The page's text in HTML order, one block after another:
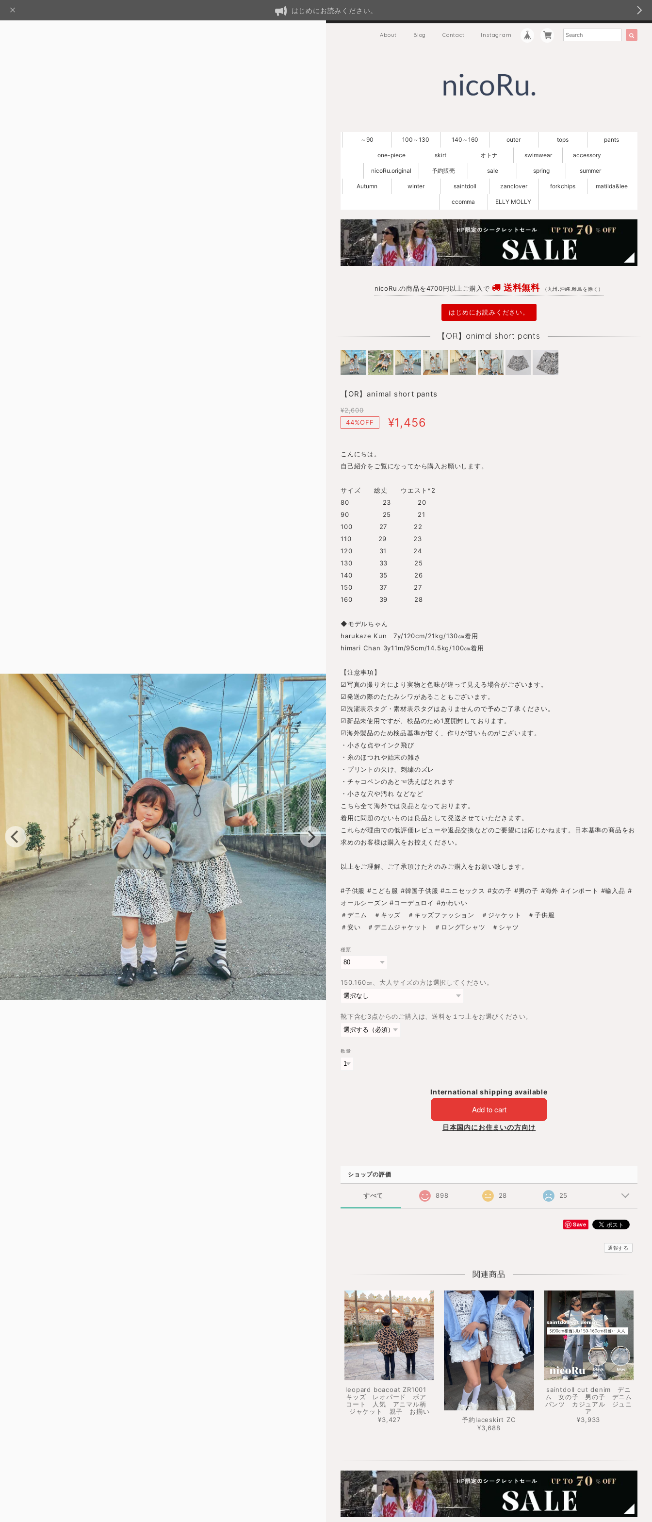
はじめにお読みください。
About Blog Contact Instagram
～90 100～130 140～160 outer tops pants
one-piece skirt オトナ swimwear accessory
nicoRu.original 予約販売 sale spring summer
Autumn winter saintdoll zanclover forkchips matilda&lee
ccomma ELLY MOLLY
nicoRu.の商品を4700円以上ご購入で 送料無料 （九州.沖縄.離島を除く）
はじめにお読みください。
【OR】animal short pants
【OR】animal short pants
¥2,600
44%OFF
¥1,456
こんにちは。
自己紹介をご覧になってから購入お願いします。
サイズ 総丈 ウエスト*2
80 23 20
90 25 21
100 27 22
110 29 23
120 31 24
130 33 25
140 35 26
150 37 27
160 39 28
◆モデルちゃん
harukaze Kun 7y/120cm/21kg/130㎝着用
himari Chan 3y11m/95cm/14.5kg/100㎝着用
【注意事項】
☑︎写真の撮り方により実物と色味が違って見える場合がございます。
☑︎発送の際のたたみシワがあることもございます。
☑︎洗濯表示タグ・素材表示タグはありませんので予めご了承ください。
☑︎新品未使用ですが、検品のため1度開封しております。
☑︎海外製品のため検品基準が甘く、作りが甘いものがございます。
・小さな点やインク飛び
・糸のほつれや始末の雑さ
・プリントの欠け、刺繍のズレ
・チャコペンのあと☜洗えばとれます
・小さな穴や汚れ などなど
こちら全て海外では良品となっております。
着用に問題のないものは良品として発送させていただきます。
これらが理由での低評価レビューや返品交換などのご要望には応じかねます。日本基準の商品をお
求めのお客様は購入をお控えください。
以上をご理解、ご了承頂けた方のみご購入をお願い致します。
#子供服 #こども服 #韓国子供服 #ユニセックス #女の子 #男の子 #海外 #インポート #輸入品 #
オールシーズン #コーデュロイ #かわいい
＃デニム ＃キッズ ＃キッズファッション ＃ジャケット ＃子供服
＃安い ＃デニムジャケット ＃ロングTシャツ ＃シャツ
種類
150.160㎝、大人サイズの方は選択してください。
靴下含む3点からのご購入は、送料を１つ上をお選びください。
数量
International shipping available
Add to cart
日本国内にお住まいの方向け
ショップの評価
すべて 898 28 25
Save
通報する
関連商品
leopard boacoat ZR1001
キッズ レオパード ボア
コート 人気 アニマル柄
ジャケット 親子 お揃い
¥3,427
予約laceskirt ZC
¥3,688
saintdoll cut denim デニ
ム 女の子 男の子 デニム
パンツ カジュアル ジュニ
ア
¥3,933